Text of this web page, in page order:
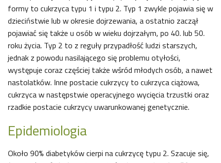
formy to cukrzyca typu 1 i typu 2. Typ 1 zwykle pojawia się w
dzieciństwie lub w okresie dojrzewania, a ostatnio zaczął
pojawiać się także u osób w wieku dojrzałym, po 40. lub 50.
roku życia. Typ 2 to z reguły przypadłość ludzi starszych,
jednak z powodu nasilającego się problemu otyłości,
występuje coraz częściej także wśród młodych osób, a nawet
nastolatków. Inne postacie cukrzycy to cukrzyca ciążowa,
cukrzyca w następstwie operacyjnego wycięcia trzustki oraz
rzadkie postacie cukrzycy uwarunkowanej genetycznie.
Epidemiologia
Około 90% diabetyków cierpi na cukrzycę typu 2. Szacuje się,